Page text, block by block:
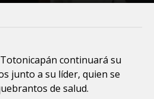
continuará su
junto a su líder, quien se
de salud.